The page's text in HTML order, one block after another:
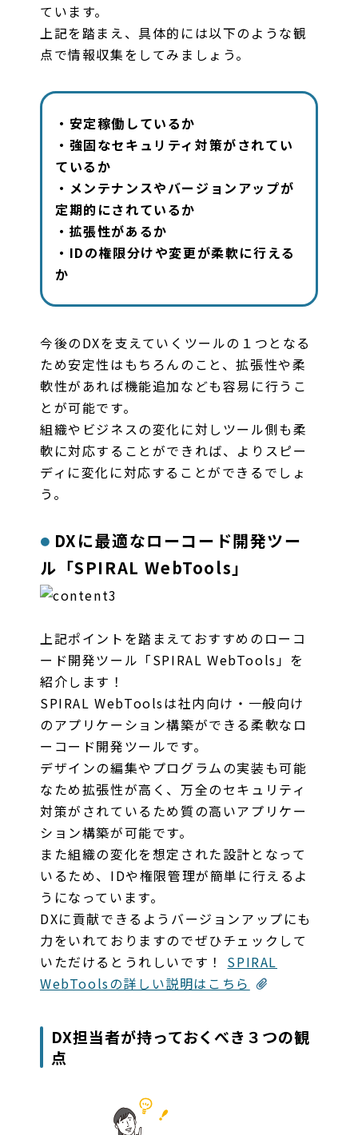
ています。
上記を踏まえ、具体的には以下のような観
点で情報収集をしてみましょう。
・安定稼働しているか
・強固なセキュリティ対策がされてい
ているか
・メンテナンスやバージョンアップが
定期的にされているか
・拡張性があるか
・IDの権限分けや変更が柔軟に行える
か
今後のDXを支えていくツールの１つとなる
ため安定性はもちろんのこと、拡張性や柔
軟性があれば機能追加なども容易に行うこ
とが可能です。
組織やビジネスの変化に対しツール側も柔
軟に対応することができれば、よりスピー
ディに変化に対応することができるでしょ
う。
DXに最適なローコード開発ツー
ル「SPIRAL WebTools」
上記ポイントを踏まえておすすめのローコ
ード開発ツール「SPIRAL WebTools」を
紹介します！
SPIRAL WebToolsは社内向け・一般向け
のアプリケーション構築ができる柔軟なロ
ーコード開発ツールです。
デザインの編集やプログラムの実装も可能
なため拡張性が高く、万全のセキュリティ
対策がされているため質の高いアプリケー
ション構築が可能です。
また組織の変化を想定された設計となって
いるため、IDや権限管理が簡単に行えるよ
うになっています。
DXに貢献できるようバージョンアップにも
力をいれておりますのでぜひチェックして
いただけるとうれしいです！ SPIRAL
WebToolsの詳しい説明はこちら
DX担当者が持っておくべき３つの観
点